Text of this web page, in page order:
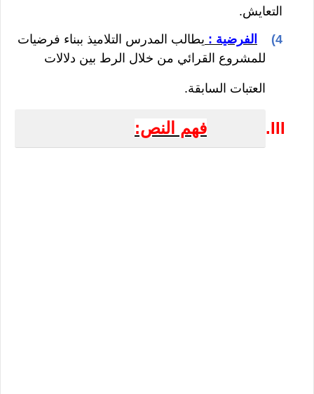
التعايش.
4) الفرضية : يطالب المدرس التلاميذ ببناء فرضيات
للمشروع القرائي من خلال الرط بين دلالات
العتبات السابقة.
III. فهم النص: